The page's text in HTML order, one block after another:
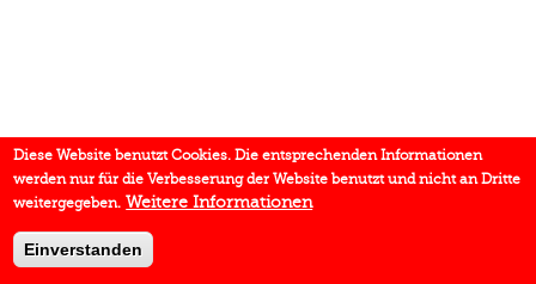
Diese Website benutzt Cookies. Die entsprechenden Informationen
werden nur für die Verbesserung der Website benutzt und nicht an Dritte
weitergegeben. Weitere Informationen
Einverstanden